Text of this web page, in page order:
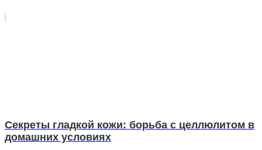
Секреты гладкой кожи: борьба с целлюлитом в
домашних условиях